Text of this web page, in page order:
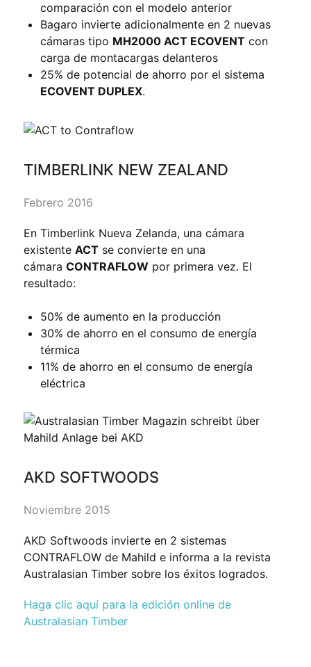
comparación con el modelo anterior
Bagaro invierte adicionalmente en 2 nuevas
cámaras tipo MH2000 ACT ECOVENT con
carga de montacargas delanteros
25% de potencial de ahorro por el sistema
ECOVENT DUPLEX.
TIMBERLINK NEW ZEALAND
Febrero 2016
En Timberlink Nueva Zelanda, una cámara
existente ACT se convierte en una
cámara CONTRAFLOW por primera vez. El
resultado:
50% de aumento en la producción
30% de ahorro en el consumo de energía
térmica
11% de ahorro en el consumo de energía
eléctrica
AKD SOFTWOODS
Noviembre 2015
AKD Softwoods invierte en 2 sistemas
CONTRAFLOW de Mahild e informa a la revista
Australasian Timber sobre los éxitos logrados.
Haga clic aquí para la edición online de
Australasian Timber